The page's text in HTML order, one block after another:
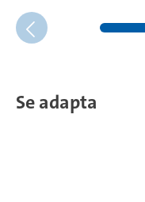
Se adapta